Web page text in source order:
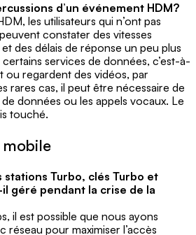
d’un événement HDM?
les utilisateurs qui n’ont pas
constater des vitesses
des délais de réponse un peu plus
services de données, c’est-à-
ou regardent des vidéos, par
rares cas, il peut être nécessaire de
données ou les appels vocaux. Le
touché.
mobile
Turbo, clés Turbo et
géré pendant la crise de la
il est possible que nous ayons
réseau pour maximiser l’accès